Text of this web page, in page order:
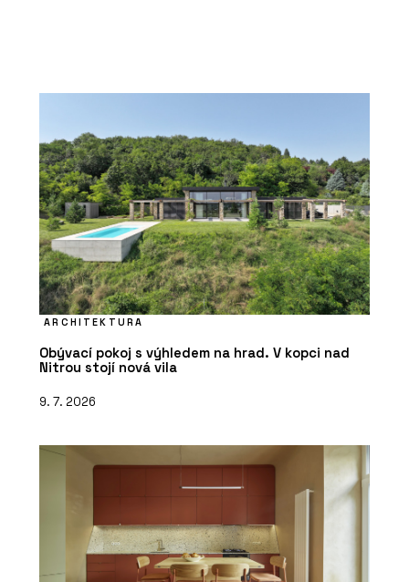
ARCHITEKTURA
Obývací pokoj s výhledem na hrad. V kopci nad
Nitrou stojí nová vila
9. 7. 2026